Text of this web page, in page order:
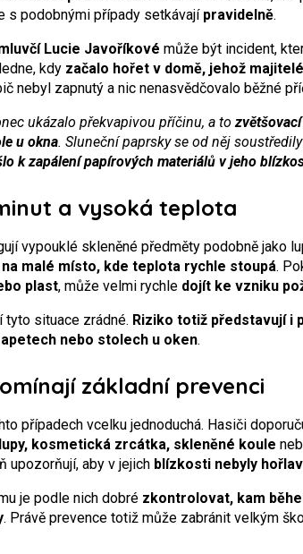
s podobnými případy setkávají pravidelně.
Lucie Javoříkové může být incident,
kdy začalo hořet v domě, jehož
nebyl zapnutý a nic nenasvědčovalo běžné
ukázalo překvapivou příčinu, a to
u okna. Sluneční paprsky se od něj
k zapálení papírových materiálů v jeho
a vysoká teplota
vypouklé skleněné předměty podobně jako
malé místo, kde teplota rychle stoupá.
plast, může velmi rychle dojít ke vzniku
tyto situace zrádné. Riziko totiž představují i
nebo stolech u oken.
základní prevenci
případech vcelku jednoduchá. Hasiči
kosmetická zrcátka, skleněné koule
upozorňují, aby v jejich blízkosti nebyly
je podle nich dobré zkontrolovat, kam
. Právě prevence totiž může zabránit velkým